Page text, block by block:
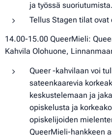
ja työssä suoriutumista.
Tellus Stagen tilat
14.00-15.00 QueerMieli:
Kahvila Olohuone,
Queer -kahvilaan voi
sateenkaarevia
keskustelemaan ja
opiskelusta ja
opiskelijoiden
QueerMieli-hankkeen